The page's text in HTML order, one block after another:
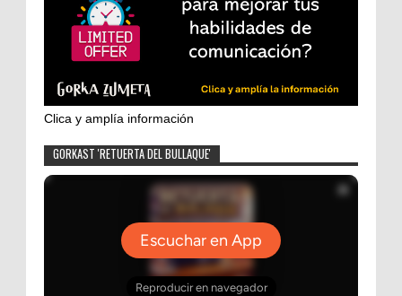
Clica y amplía información
GORKAST 'RETUERTA DEL BULLAQUE'